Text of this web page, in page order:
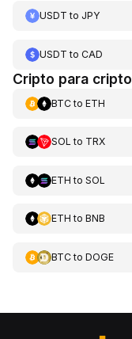
USDT to JPY
USDT to CAD
Cripto para cripto
BTCto ETH
SOL to TRX
ETH to SOL
ETH to BNB
BTCto DOGE